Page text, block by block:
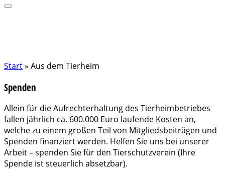
Start» Aus dem Tierheim
Spenden
Allein für die Aufrechterhaltung des Tierheimbetriebes
fallen jährlich ca. 600.000 Euro laufende Kosten an,
welche zu einem großen Teil von Mitgliedsbeiträgen und
Spenden finanziert werden. Helfen Sie uns bei unserer
Arbeit – spenden Sie für den Tierschutzverein (Ihre
Spende ist steuerlich absetzbar).